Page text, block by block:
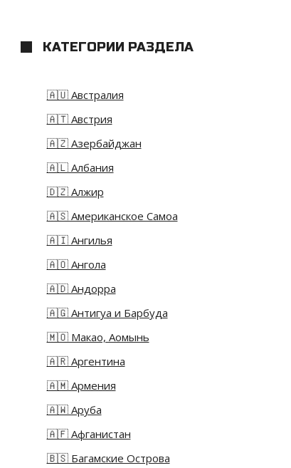
КАТЕГОРИИ РАЗДЕЛА
🇦🇺 Австралия
🇦🇹 Австрия
🇦🇿 Азербайджан
🇦🇱 Албания
🇩🇿 Алжир
🇦🇸 Американское Самоа
🇦🇮 Ангилья
🇦🇴 Ангола
🇦🇩 Андорра
🇦🇬 Антигуа и Барбуда
🇲🇴 Макао, Аомынь
🇦🇷 Аргентина
🇦🇲 Армения
🇦🇼 Аруба
🇦🇫 Афганистан
🇧🇸 Багамские Острова